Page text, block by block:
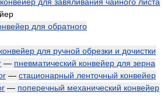
для обратного
конвейер для ручной обрезки и дочистки
— пневматический конвейер для зерна
— стационарный ленточный конвейер
— поперечный механический конвейер